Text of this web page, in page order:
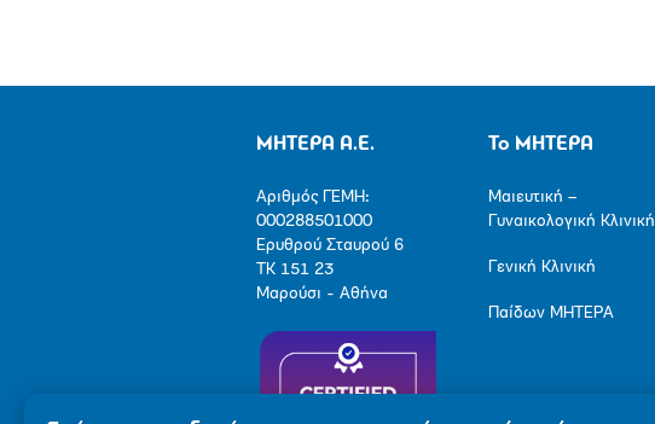
ΜΗΤΕΡΑ Α.Ε.
Αριθμός ΓΕΜΗ:
000288501000
Ερυθρού Σταυρού 6
ΤΚ 151 23
Μαρούσι - Αθήνα
Το ΜΗΤΕΡΑ
Μαιευτική –
Γυναικολογική Κλινική
Γενική Κλινική
Παίδων ΜΗΤΕΡΑ